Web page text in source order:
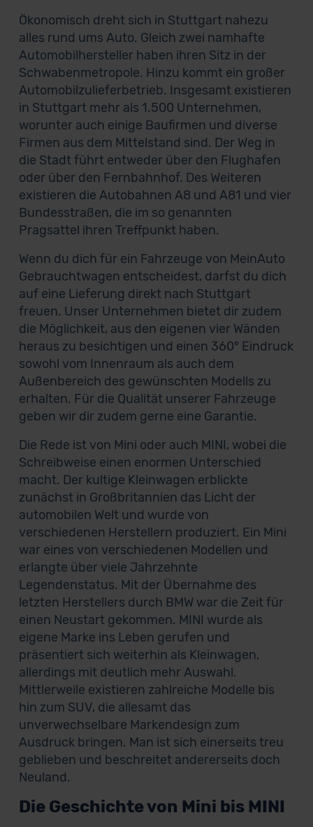
Ökonomisch dreht sich in Stuttgart nahezu
alles rund ums Auto. Gleich zwei namhafte
Automobilhersteller haben ihren Sitz in der
Schwabenmetropole. Hinzu kommt ein großer
Automobilzulieferbetrieb. Insgesamt existieren
in Stuttgart mehr als 1.500 Unternehmen,
worunter auch einige Baufirmen und diverse
Firmen aus dem Mittelstand sind. Der Weg in
die Stadt führt entweder über den Flughafen
oder über den Fernbahnhof. Des Weiteren
existieren die Autobahnen A8 und A81 und vier
Bundesstraßen, die im so genannten
Pragsattel ihren Treffpunkt haben.
Wenn du dich für ein Fahrzeuge von MeinAuto
Gebrauchtwagen entscheidest, darfst du dich
auf eine Lieferung direkt nach Stuttgart
freuen. Unser Unternehmen bietet dir zudem
die Möglichkeit, aus den eigenen vier Wänden
heraus zu besichtigen und einen 360° Eindruck
sowohl vom Innenraum als auch dem
Außenbereich des gewünschten Modells zu
erhalten. Für die Qualität unserer Fahrzeuge
geben wir dir zudem gerne eine Garantie.
Die Rede ist von Mini oder auch MINI, wobei die
Schreibweise einen enormen Unterschied
macht. Der kultige Kleinwagen erblickte
zunächst in Großbritannien das Licht der
automobilen Welt und wurde von
verschiedenen Herstellern produziert. Ein Mini
war eines von verschiedenen Modellen und
erlangte über viele Jahrzehnte
Legendenstatus. Mit der Übernahme des
letzten Herstellers durch BMW war die Zeit für
einen Neustart gekommen. MINI wurde als
eigene Marke ins Leben gerufen und
präsentiert sich weiterhin als Kleinwagen,
allerdings mit deutlich mehr Auswahl.
Mittlerweile existieren zahlreiche Modelle bis
hin zum SUV, die allesamt das
unverwechselbare Markendesign zum
Ausdruck bringen. Man ist sich einerseits treu
geblieben und beschreitet andererseits doch
Neuland.
Die Geschichte von Mini bis MINI